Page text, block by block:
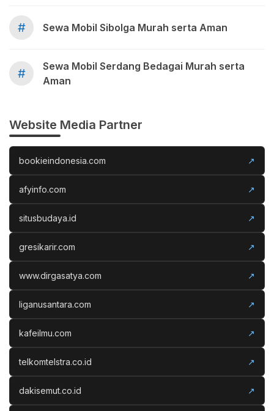
# Sewa Mobil Sibolga Murah serta Aman
#
Sewa Mobil Serdang Bedagai Murah serta
Aman
Website Media Partner
bookieindonesia.com ↗
afyinfo.com ↗
situsbudaya.id ↗
gresikarir.com ↗
www.dirgasatya.com ↗
liganusantara.com ↗
kafeilmu.com ↗
telkomtelstra.co.id ↗
dakisemut.co.id ↗